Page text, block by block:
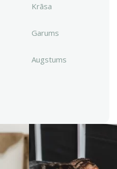
Krāsa
Garums
Augstums